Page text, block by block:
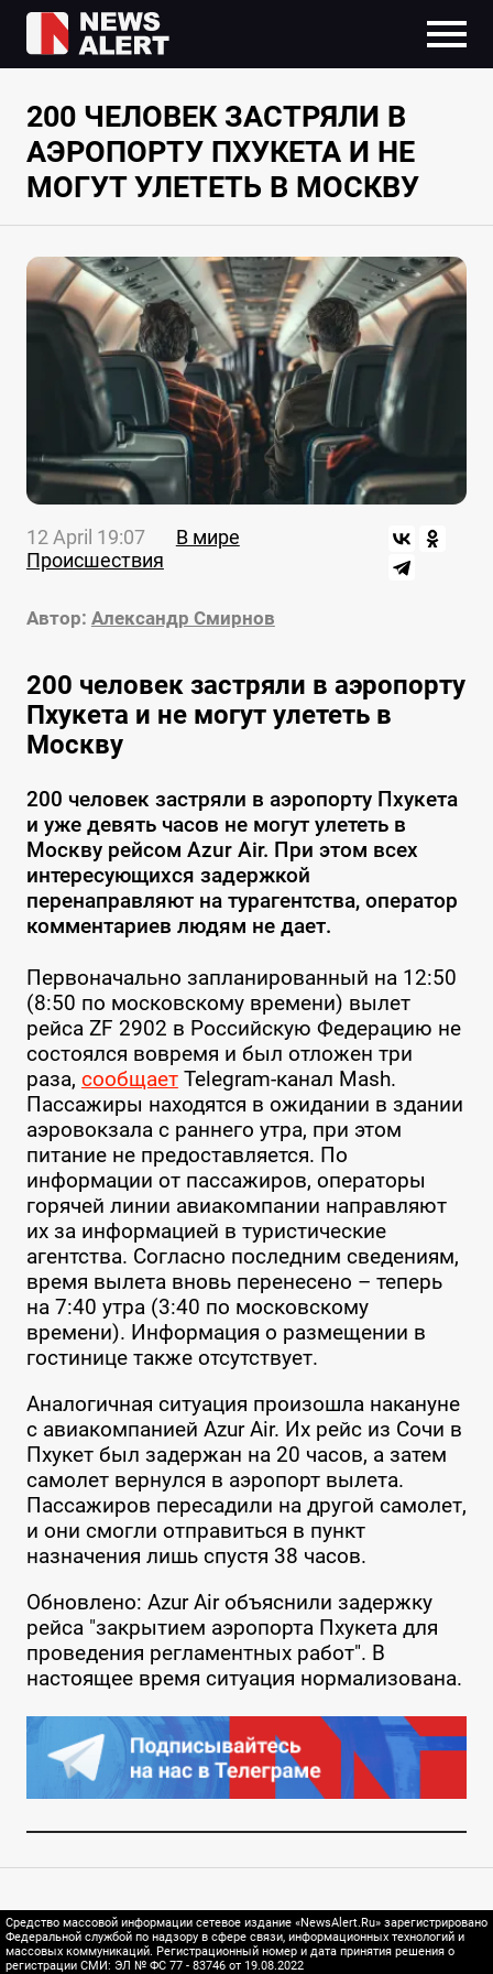
200 ЧЕЛОВЕК ЗАСТРЯЛИ В
АЭРОПОРТУ ПХУКЕТА И НЕ
МОГУТ УЛЕТЕТЬ В МОСКВУ
12 April 19:07
В мире
Происшествия
Автор: Александр Смирнов
200 человек застряли в аэропорту
Пхукета и не могут улететь в
Москву
200 человек застряли в аэропорту Пхукета
и уже девять часов не могут улететь в
Москву рейсом Azur Air. При этом всех
интересующихся задержкой
перенаправляют на турагентства, оператор
комментариев людям не дает.
Первоначально запланированный на 12:50
(8:50 по московскому времени) вылет
рейса ZF 2902 в Российскую Федерацию не
состоялся вовремя и был отложен три
раза, сообщаетTelegram-канал Mash.
Пассажиры находятся в ожидании в здании
аэровокзала с раннего утра, при этом
питание не предоставляется. По
информации от пассажиров, операторы
горячей линии авиакомпании направляют
их за информацией в туристические
агентства. Согласно последним сведениям,
время вылета вновь перенесено – теперь
на 7:40 утра (3:40 по московскому
времени). Информация о размещении в
гостинице также отсутствует.
Аналогичная ситуация произошла накануне
с авиакомпанией Azur Air. Их рейс из Сочи в
Пхукет был задержан на 20 часов, а затем
самолет вернулся в аэропорт вылета.
Пассажиров пересадили на другой самолет,
и они смогли отправиться в пункт
назначения лишь спустя 38 часов.
Обновлено: Azur Air объяснили задержку
рейса "закрытием аэропорта Пхукета для
проведения регламентных работ". В
настоящее время ситуация нормализована.
Средство массовой информации сетевое издание «NewsAlert.Ru» зарегистрировано
Федеральной службой по надзору в сфере связи, информационных технологий и
массовых коммуникаций. Регистрационный номер и дата принятия решения о
регистрации СМИ: ЭЛ № ФС 77 - 83746 от 19.08.2022